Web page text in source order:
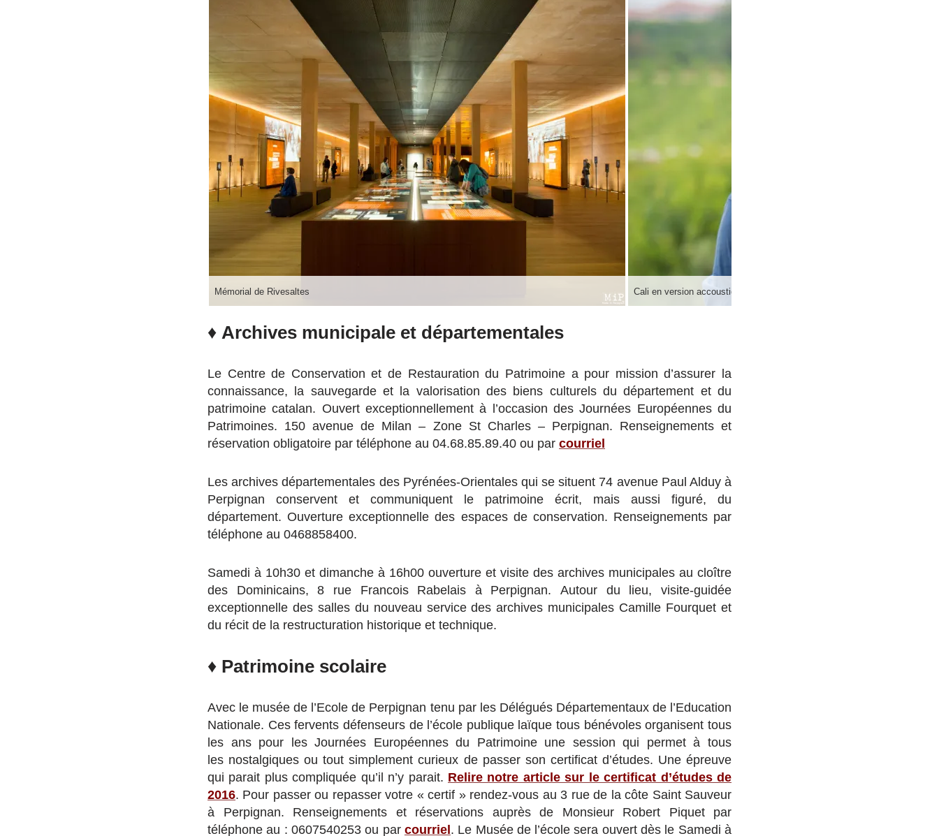
Mémorial de Rivesaltes Cali en version accoustique lors des déferlantes 2017
♦ Archives municipale et départementales
Le Centre de Conservation et de Restauration du Patrimoine a pour mission d’assurer la
connaissance, la sauvegarde et la valorisation des biens culturels du département et du
patrimoine catalan. Ouvert exceptionnellement à l’occasion des Journées Européennes du
Patrimoines. 150 avenue de Milan – Zone St Charles – Perpignan. Renseignements et
réservation obligatoire par téléphone au 04.68.85.89.40 ou par courriel
Les archives départementales des Pyrénées-Orientales qui se situent 74 avenue Paul Alduy à
Perpignan conservent et communiquent le patrimoine écrit, mais aussi figuré, du
département. Ouverture exceptionnelle des espaces de conservation. Renseignements par
téléphone au 0468858400.
Samedi à 10h30 et dimanche à 16h00 ouverture et visite des archives municipales au cloître
des Dominicains, 8 rue Francois Rabelais à Perpignan. Autour du lieu, visite-guidée
exceptionnelle des salles du nouveau service des archives municipales Camille Fourquet et
du récit de la restructuration historique et technique.
♦ Patrimoine scolaire
Avec le musée de l’Ecole de Perpignan tenu par les Délégués Départementaux de l’Education
Nationale. Ces fervents défenseurs de l’école publique laïque tous bénévoles organisent tous
les ans pour les Journées Européennes du Patrimoine une session qui permet à tous
les nostalgiques ou tout simplement curieux de passer son certificat d’études. Une épreuve
qui parait plus compliquée qu’il n’y parait. Relire notre article sur le certificat d’études de
2016. Pour passer ou repasser votre « certif » rendez-vous au 3 rue de la côte Saint Sauveur
à Perpignan. Renseignements et réservations auprès de Monsieur Robert Piquet par
téléphone au : 0607540253 ou par courriel. Le Musée de l’école sera ouvert dès le Samedi à